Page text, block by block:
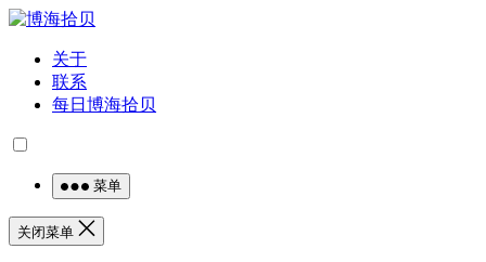
关于
联系
每日博海拾贝
菜单
关闭菜单